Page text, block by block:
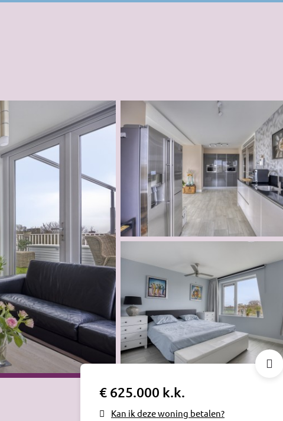
€ 625.000 k.k.
Kan ik deze woning betalen?